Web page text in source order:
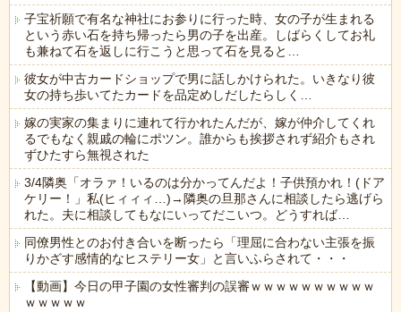
子宝祈願で有名な神社にお参りに行った時、女の子が生まれる
という赤い石を持ち帰ったら男の子を出産。しばらくしてお礼
も兼ねて石を返しに行こうと思って石を見ると…
彼女が中古カードショップで男に話しかけられた。いきなり彼
女の持ち歩いてたカードを品定めしだしたらしく…
嫁の実家の集まりに連れて行かれたんだが、嫁が仲介してくれ
るでもなく親戚の輪にポツン。誰からも挨拶されず紹介もされ
ずひたすら無視された
3/4隣奥「オラァ！いるのは分かってんだよ！子供預かれ！(ドア
ケリー！」私(ヒィィィ…)→隣奥の旦那さんに相談したら逃げら
れた。夫に相談してもなにいってだこいつ。どうすれば…
同僚男性とのお付き合いを断ったら「理屈に合わない主張を振
りかざす感情的なヒステリー女」と言いふらされて・・・
【動画】今日の甲子園の女性審判の誤審ｗｗｗｗｗｗｗｗｗｗ
ｗｗｗｗｗ